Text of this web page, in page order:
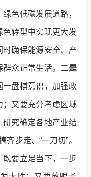
色低碳发展道路，
转型中实现更大发
确保能源安全、产
众正常生活。 二是
一盘棋意识，加强政
；又要充分考虑区域
究确定各地产业结
步走、“一刀切”。
既要立足当下，一步